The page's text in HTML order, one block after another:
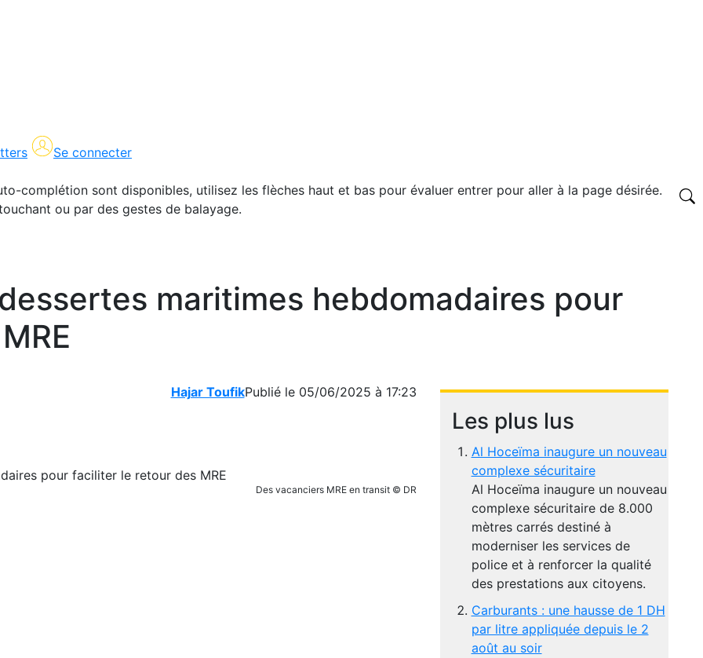
Se connecter
complétion sont disponibles, utilisez les flèches haut et bas pour évaluer entrer pour aller à la page désirée.
ou par des gestes de balayage.
maritimes hebdomadaires pour
Hajar ToufikPublié le 05/06/2025 à 17:23
Des vacanciers MRE en transit © DR
Les plus lus
Al Hoceïma inaugure un nouveau
complexe sécuritaire
Al Hoceïma inaugure un nouveau
complexe sécuritaire de 8.000
mètres carrés destiné à
moderniser les services de
police et à renforcer la qualité
des prestations aux citoyens.
Carburants : une hausse de 1 DH
par litre appliquée depuis le 2
août au soir